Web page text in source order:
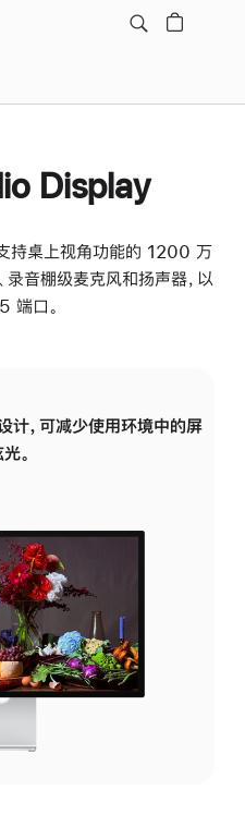
Display
持桌上视角功能的 1200 万
音棚级麦克风和扬声器，以
端口。
计，可减少使用环境中的屏
。